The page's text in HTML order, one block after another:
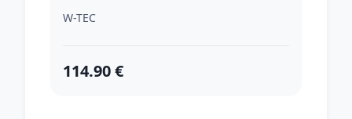
W-TEC
114.90 €